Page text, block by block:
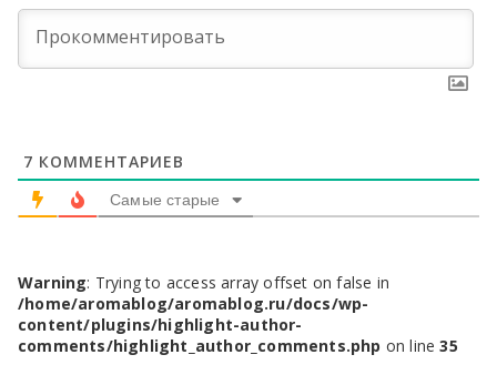
7 КОММЕНТАРИЕВ
Самые старые
Warning: Trying to access array offset on false in
/home/aromablog/aromablog.ru/docs/wp-
content/plugins/highlight-author-
comments/highlight_author_comments.php on line35